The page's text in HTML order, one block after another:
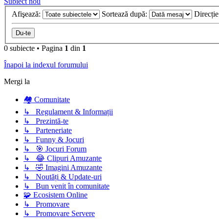
Afişează:
Sortează după:
0 subiecte • Pagina 1 din 1
Înapoi la indexul forumului
Mergi la
🏘️ Comunitate
↳ Regulament & Informații
↳ Prezintă-te
↳ Parteneriate
↳ Funny & Jocuri
↳ 🎯 Jocuri Forum
↳ 😂 Clipuri Amuzante
↳ 🤣 Imagini Amuzante
↳ Noutăți & Update-uri
↳ Bun venit în comunitate
🧩 Ecosistem Online
↳ Promovare
↳ Promovare Servere